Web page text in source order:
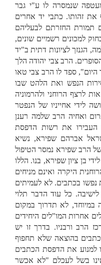
שנמסרה לו ע"י גבר
זהותו. כתבי יד אחרים
תמורת החזרתם לבעליהם
למכונים רשמיים שונים,
הגנזך לציונות דתית ב"יד
הרב צבי יהודה הלך
ספד לו הרב צבי טאו
הנפש ואת הלהט שבו
לרצף הרוחני ולהרמוניה
לידי אחייניו של הנפטר
ואחיה הרב שלמה רענן
העבירו את רשות הדפסת
אברהם שפירא, נשיא
הרב שפירא נמסר הטיפול
בן ציון שפירא, בנו. הללו
היקרה ואינם מניחים
נפשו בכתבים. לא לעמיתים
כל עוד הדבר תלוי
במיוחד, לא תדרוך במקום
אחרות המו"לים היחידים
הרב ורבניו. בדרך זו יש
בהוצאה שלא תחפוף
למנוע את הדפסת הכתבים
בשל לעכלם "לא אכשר